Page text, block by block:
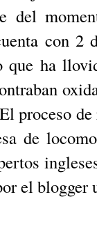
del
con 2
que ha
proceso
de
el